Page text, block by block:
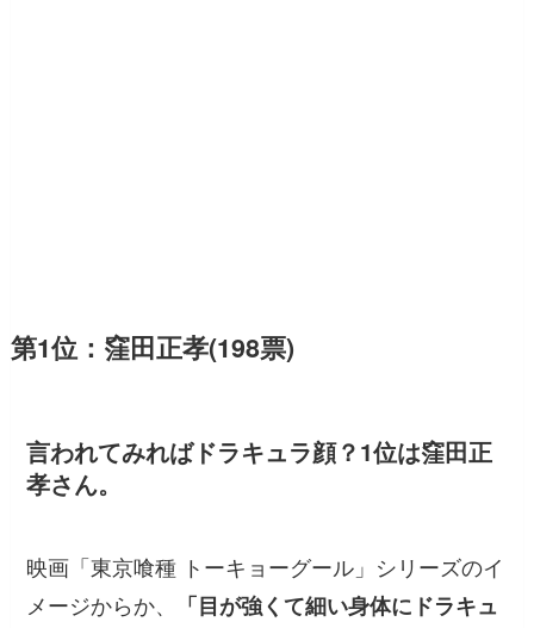
第1位：窪田正孝(198票)
言われてみればドラキュラ顔？1位は窪田正
孝さん。
映画「東京喰種 トーキョーグール」シリーズのイ
メージからか、
「目が強くて細い身体にドラキュ